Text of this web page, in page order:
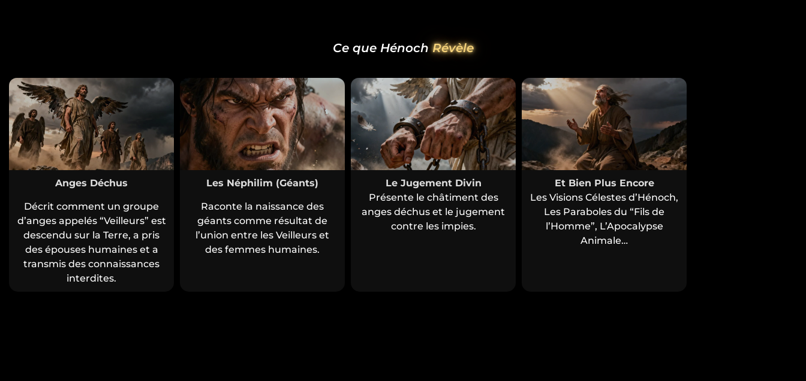
Ce que HénochRévèle
Anges Déchus
Décrit comment un groupe
d’anges appelés “Veilleurs” est
descendu sur la Terre, a pris
des épouses humaines et a
transmis des connaissances
interdites.
Les Néphilim (Géants)
Raconte la naissance des
géants comme résultat de
l’union entre les Veilleurs et
des femmes humaines.
Le Jugement Divin
Présente le châtiment des
anges déchus et le jugement
contre les impies.
Et Bien Plus Encore
Les Visions Célestes d’Hénoch,
Les Paraboles du “Fils de
l’Homme”, L’Apocalypse
Animale…